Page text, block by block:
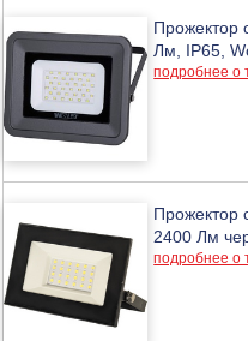
Прожектор
Лм, IP65,
подробнее о
Прожектор
2400 Лм
подробнее о